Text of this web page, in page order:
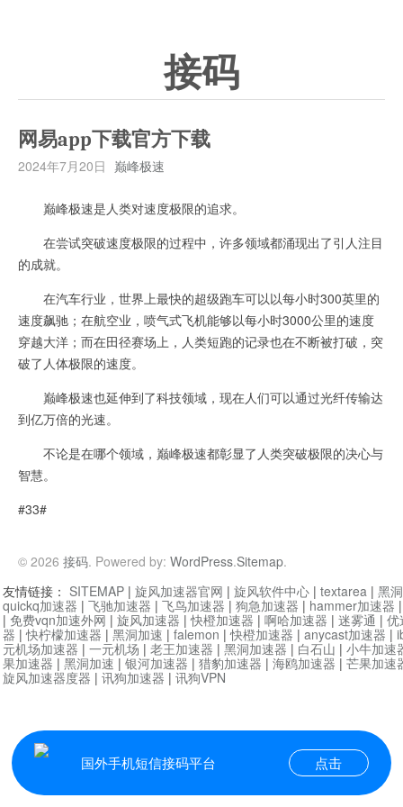
接码
网易app下载官方下载
2024年7月20日 巅峰极速
巅峰极速是人类对速度极限的追求。
在尝试突破速度极限的过程中，许多领域都涌现出了引人注目
的成就。
在汽车行业，世界上最快的超级跑车可以以每小时300英里的
速度飙驰；在航空业，喷气式飞机能够以每小时3000公里的速度
穿越大洋；而在田径赛场上，人类短跑的记录也在不断被打破，突
破了人体极限的速度。
巅峰极速也延伸到了科技领域，现在人们可以通过光纤传输达
到亿万倍的光速。
不论是在哪个领域，巅峰极速都彰显了人类突破极限的决心与
智慧。
#33#
© 2026 接码. Powered by: WordPress.Sitemap.
国外手机短信接码平台 点击
友情链接： SITEMAP | 旋风加速器官网 | 旋风软件中心 | textarea | 黑
quickq加速器 | 飞驰加速器 | 飞鸟加速器 | 狗急加速器 | hammer加速器
| 免费vqn加速外网 | 旋风加速器 |快橙加速器 | 啊哈加速器 | 迷雾通 | 优
器 |快柠檬加速器 | 黑洞加速 | falemon |快橙加速器 | anycast加速器 |
元机场加速器 | 一元机场 | 老王加速器 | 黑洞加速器 | 白石山 | 小牛加速
果加速器 | 黑洞加速 | 银河加速器 | 猎豹加速器 | 海鸥加速器 | 芒果加速
旋风加速器度器 | 讯狗加速器 | 讯狗VPN